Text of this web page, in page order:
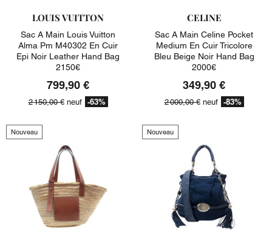
LOUIS VUITTON
Sac A Main Louis Vuitton
Alma Pm M40302 En Cuir
Epi Noir Leather Hand Bag
2150€
799,90 €
2 150,00 €neuf -63%
CELINE
Sac A Main Celine Pocket
Medium En Cuir Tricolore
Bleu Beige Noir Hand Bag
2000€
349,90 €
2 000,00 €neuf -83%
Nouveau Nouveau